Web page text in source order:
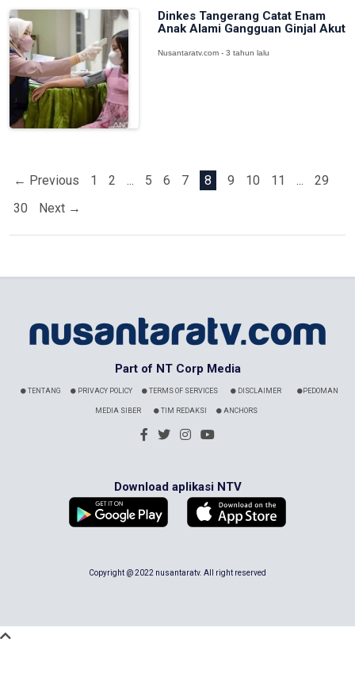
Dinkes Tangerang Catat Enam
Anak Alami Gangguan Ginjal Akut
Nusantaratv.com - 3 tahun lalu
← Previous 1 2 ... 5 6 7 8 9 10 11 ...
29
30
Next →
Part of NT Corp Media
TENTANG PRIVACY POLICY TERMS OF SERVICES DISCLAIMER PEDOMAN
MEDIA SIBER TIM REDAKSI ANCHORS
Download aplikasi NTV
Copyright @ 2022 nusantaratv. All right reserved